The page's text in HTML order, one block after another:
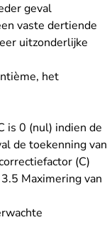
geval
vaste dertiende
uitzonderlijke
het
is 0 (nul) indien de
de toekenning van
(C)
Maximering van